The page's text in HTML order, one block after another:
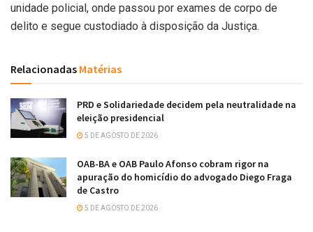
unidade policial, onde passou por exames de corpo de
delito e segue custodiado à disposição da Justiça.
Relacionadas Matérias
PRD e Solidariedade decidem pela neutralidade na
eleição presidencial
5 DE AGOSTO DE 2026
OAB-BA e OAB Paulo Afonso cobram rigor na
apuração do homicídio do advogado Diego Fraga
de Castro
5 DE AGOSTO DE 2026